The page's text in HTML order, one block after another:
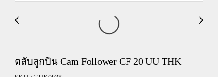
ตลับลูกปืน Cam Follower CF 20 UU THK